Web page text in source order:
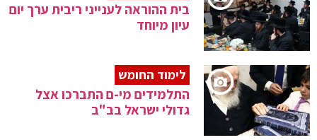
בית ההוראה לענייני ריבית ערך יום
עיון מיוחד
לימוד החומש
התלמידים מי-ם התברכו אצל
גדולי ישראל בב"ב